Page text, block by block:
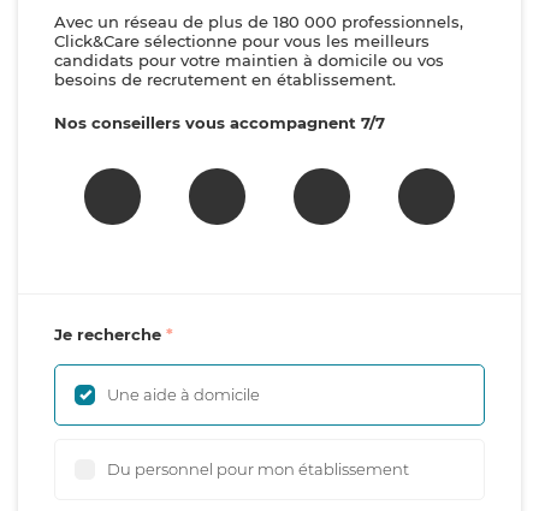
Avec un réseau de plus de 180 000 professionnels,
Click&Care sélectionne pour vous les meilleurs
candidats pour votre maintien à domicile ou vos
besoins de recrutement en établissement.
Nos conseillers vous accompagnent 7/7
Je recherche
Une aide à domicile
Du personnel pour mon établissement